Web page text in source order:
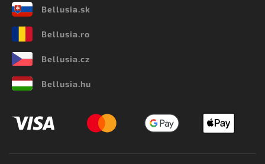
Bellusia.sk
Bellusia.ro
Bellusia.cz
Bellusia.hu